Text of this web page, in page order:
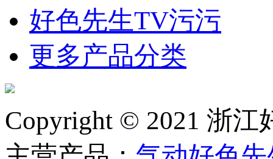
好色先生TV污污
更多产品分类
Copyright © 2021 浙